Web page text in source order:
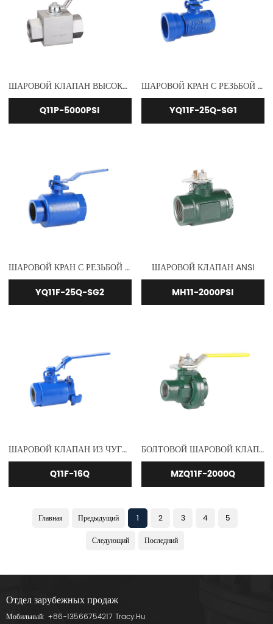
ШАРОВОЙ КЛАПАН ВЫСОКОГО ДАВЛЕНИЯ
Q11P-5000PSI
ШАРОВОЙ КРАН С РЕЗЬБОЙ 25 ММ И БУРТИКОМ/ПАЗОМ 50 ММ.
YQ11F-25Q-SG1
ШАРОВОЙ КРАН С РЕЗЬБОЙ 50 ММ И БУРТИКОМ/ПАЗОМ 50 ММ
YQ11F-25Q-SG2
ШАРОВОЙ КЛАПАН ANSI
MH11-2000PSI
ШАРОВОЙ КЛАПАН ИЗ ЧУГУНА С ИЗОГНУТОЙ РЕЗЬБОЙ
Q11F-16Q
БОЛТОВОЙ ШАРОВОЙ КЛАПАН DI
MZQ11F-2000Q
Главная Предыдущий 1 2 3 4 5
Следующий Последний
Отдел зарубежных продаж
Мобильный: +86-13566754217 Tracy.Hu